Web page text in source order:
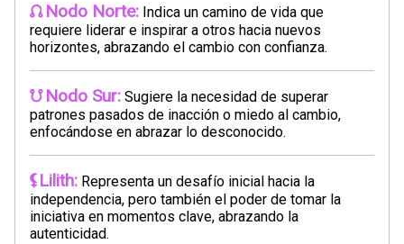
Nodo Norte: Indica un camino de vida que
requiere liderar e inspirar a otros hacia nuevos
horizontes, abrazando el cambio con confianza.
Nodo Sur: Sugiere la necesidad de superar
patrones pasados de inacción o miedo al cambio,
enfocándose en abrazar lo desconocido.
Lilith: Representa un desafío inicial hacia la
independencia, pero también el poder de tomar la
iniciativa en momentos clave, abrazando la
autenticidad.